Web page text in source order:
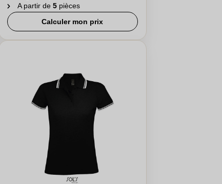
A partir de 5pièces
Calculer mon prix